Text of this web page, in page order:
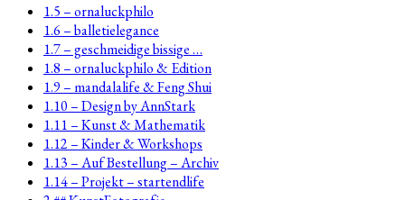
1.5 – ornaluckphilo
1.6 – balletielegance
1.7 – geschmeidige bissige …
1.8 – ornaluckphilo & Edition
1.9 – mandalalife & Feng Shui
1.10 – Design by AnnStark
1.11 – Kunst & Mathematik
1.12 – Kinder & Workshops
1.13 – Auf Bestellung – Archiv
1.14 – Projekt – startendlife